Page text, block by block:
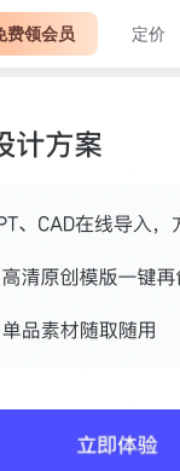
费领会员 定价
副本的副本